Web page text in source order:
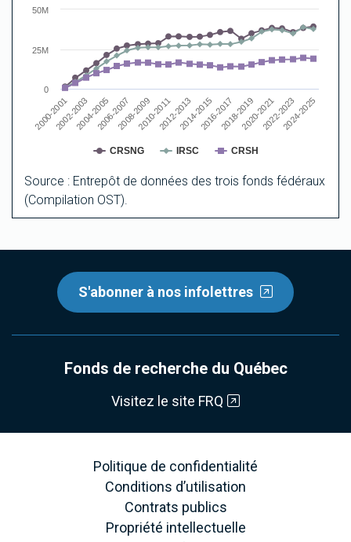
Chart
The chart has 1 X axis displaying categories.
The chart has 1 Y axis displaying values. Data ranges
CRSNG IRSC CRSH
2000-20012002-20032004-20052006-20072008-20092010-20112012-20132014-20152016-20172018-20192020-20212022-20232024-2025
0
25M
50M
End of interactive chart.
Source : Entrepôt de données des trois fonds fédéraux
(Compilation OST).
S'abonner à nos infolettres
Fonds de recherche du Québec
Visitez le site FRQ
Politique de confidentialité
Conditions d’utilisation
Contrats publics
Propriété intellectuelle